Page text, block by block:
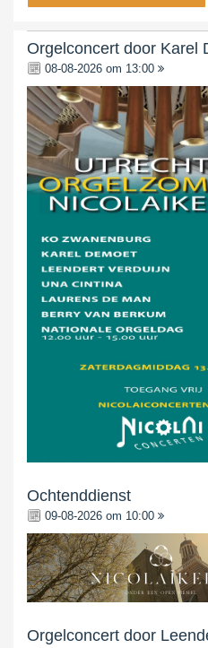
Orgelconcert door Karel
08-08-2026 om 13:00
Ochtenddienst
09-08-2026 om 10:00
Orgelconcert door